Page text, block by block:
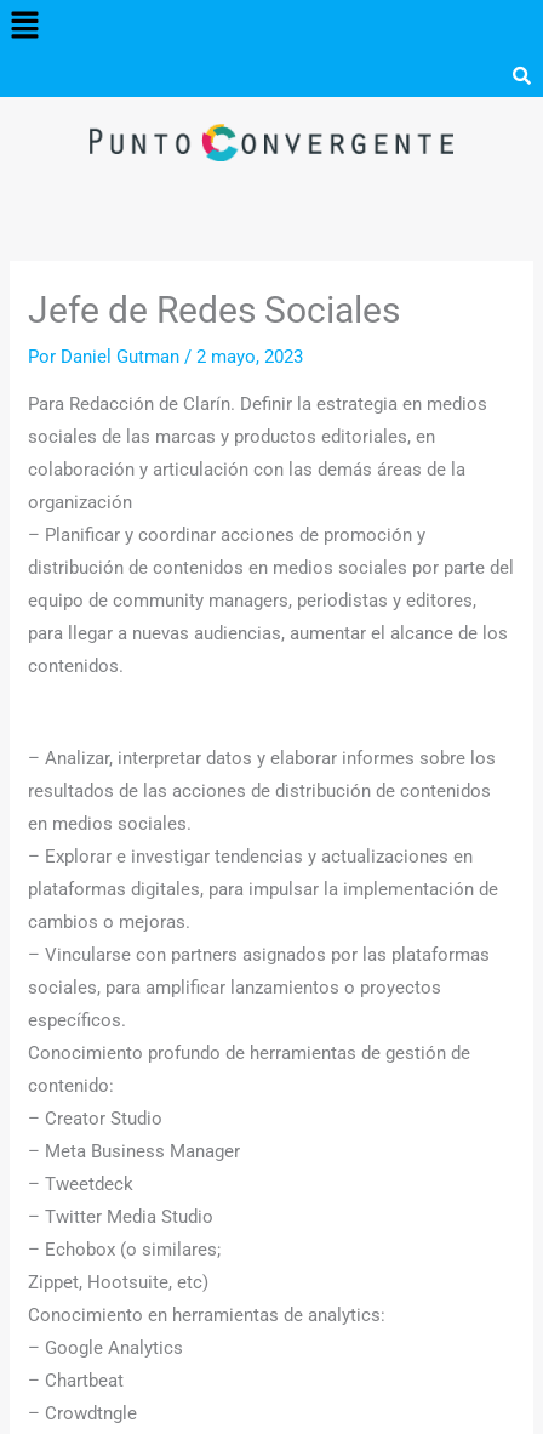
Menú
Jefe de Redes Sociales
Por Daniel Gutman/2 mayo, 2023
Para Redacción de Clarín. Definir la estrategia en medios
sociales de las marcas y productos editoriales, en
colaboración y articulación con las demás áreas de la
organización
– Planificar y coordinar acciones de promoción y
distribución de contenidos en medios sociales por parte del
equipo de community managers, periodistas y editores,
para llegar a nuevas audiencias, aumentar el alcance de los
contenidos.
– Analizar, interpretar datos y elaborar informes sobre los
resultados de las acciones de distribución de contenidos
en medios sociales.
– Explorar e investigar tendencias y actualizaciones en
plataformas digitales, para impulsar la implementación de
cambios o mejoras.
– Vincularse con partners asignados por las plataformas
sociales, para amplificar lanzamientos o proyectos
específicos.
Conocimiento profundo de herramientas de gestión de
contenido:
– Creator Studio
– Meta Business Manager
– Tweetdeck
– Twitter Media Studio
– Echobox (o similares;
Zippet, Hootsuite, etc)
Conocimiento en herramientas de analytics:
– Google Analytics
– Chartbeat
– Crowdtngle